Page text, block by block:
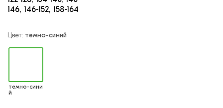
146 146-152 158-164
Цвет: темно-синий
темно-сини
й